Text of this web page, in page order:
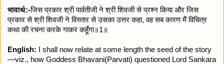
भावार्थ:-जिस प्रकार श्री पार्वतीजी ने श्री शिवजी से प्रश्न किया और जिस
प्रकार से श्री शिवजी ने विस्तार से उसका उत्तर कहा, वह सब कारण मैं विचित्र
कथा की रचना करके गाकर कहूँगा॥1॥
English: I shall now relate at some length the seed of the story
—viz., how Goddess Bhavani(Parvati) questioned Lord Sankara